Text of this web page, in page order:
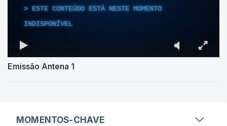
ESTE CONTEÚDO ESTÁ NESTE MOMENTO
INDISPONÍVEL
Emissão Antena 1
MOMENTOS-CHAVE